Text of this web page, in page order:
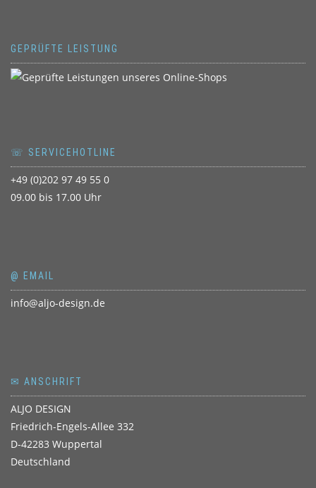
GEPRÜFTE LEISTUNG
☏ SERVICEHOTLINE
+49 (0)202 97 49 55 0
09.00 bis 17.00 Uhr
@ EMAIL
info@aljo-design.de
✉ ANSCHRIFT
ALJO DESIGN
Friedrich-Engels-Allee 332
D-42283 Wuppertal
Deutschland